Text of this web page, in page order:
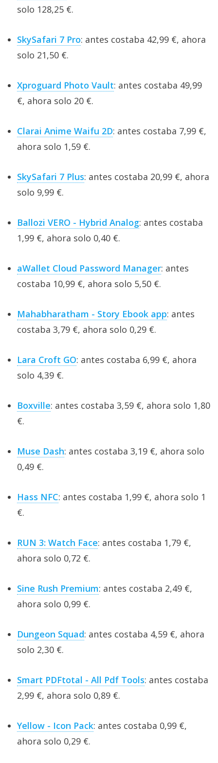
solo 128,25 €.
SkySafari 7 Pro: antes costaba 42,99 €, ahora
solo 21,50 €.
Xproguard Photo Vault: antes costaba 49,99
€, ahora solo 20 €.
Clarai Anime Waifu 2D: antes costaba 7,99 €,
ahora solo 1,59 €.
SkySafari 7 Plus: antes costaba 20,99 €, ahora
solo 9,99 €.
Ballozi VERO - Hybrid Analog: antes costaba
1,99 €, ahora solo 0,40 €.
aWallet Cloud Password Manager: antes
costaba 10,99 €, ahora solo 5,50 €.
Mahabharatham - Story Ebook app: antes
costaba 3,79 €, ahora solo 0,29 €.
Lara Croft GO: antes costaba 6,99 €, ahora
solo 4,39 €.
Boxville: antes costaba 3,59 €, ahora solo 1,80
€.
Muse Dash: antes costaba 3,19 €, ahora solo
0,49 €.
Hass NFC: antes costaba 1,99 €, ahora solo 1
€.
RUN 3: Watch Face: antes costaba 1,79 €,
ahora solo 0,72 €.
Sine Rush Premium: antes costaba 2,49 €,
ahora solo 0,99 €.
Dungeon Squad: antes costaba 4,59 €, ahora
solo 2,30 €.
Smart PDFtotal - All Pdf Tools: antes costaba
2,99 €, ahora solo 0,89 €.
Yellow - Icon Pack: antes costaba 0,99 €,
ahora solo 0,29 €.